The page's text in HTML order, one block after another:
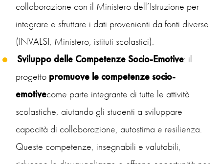
collaborazione con il Ministero dell’Istruzione per
integrare e sfruttare i dati provenienti da fonti diverse
(INVALSI, Ministero, istituti scolastici).
Sviluppo delle Competenze Socio-Emotive: il
progetto promuove le competenze socio-
emotivecome parte integrante di tutte le attività
scolastiche, aiutando gli studenti a sviluppare
capacità di collaborazione, autostima e resilienza.
Queste competenze, insegnabili e valutabili,